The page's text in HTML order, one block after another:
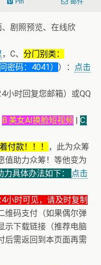
剧照预览、在线欣
，C、 分门别类：
密码：4041） ）：
点击
时回复您邮箱）或QQ
B.美女AI换脸短视频 | C.
付款！！！
，此为众筹
值助力众筹！等他变为
力具体办法如下：
点击
小时可见，请及时复制
维码支付（如果偶尔弹
示下载链接（推荐电脑
后需返回到本页面再需